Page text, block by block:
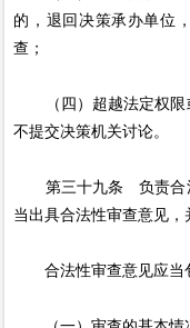
的，退回决策承办单位
查；
（四）超越法定权限
不提交决策机关讨论。
第三十九条 负责合法
当出具合法性审查意见，
合法性审查意见应当